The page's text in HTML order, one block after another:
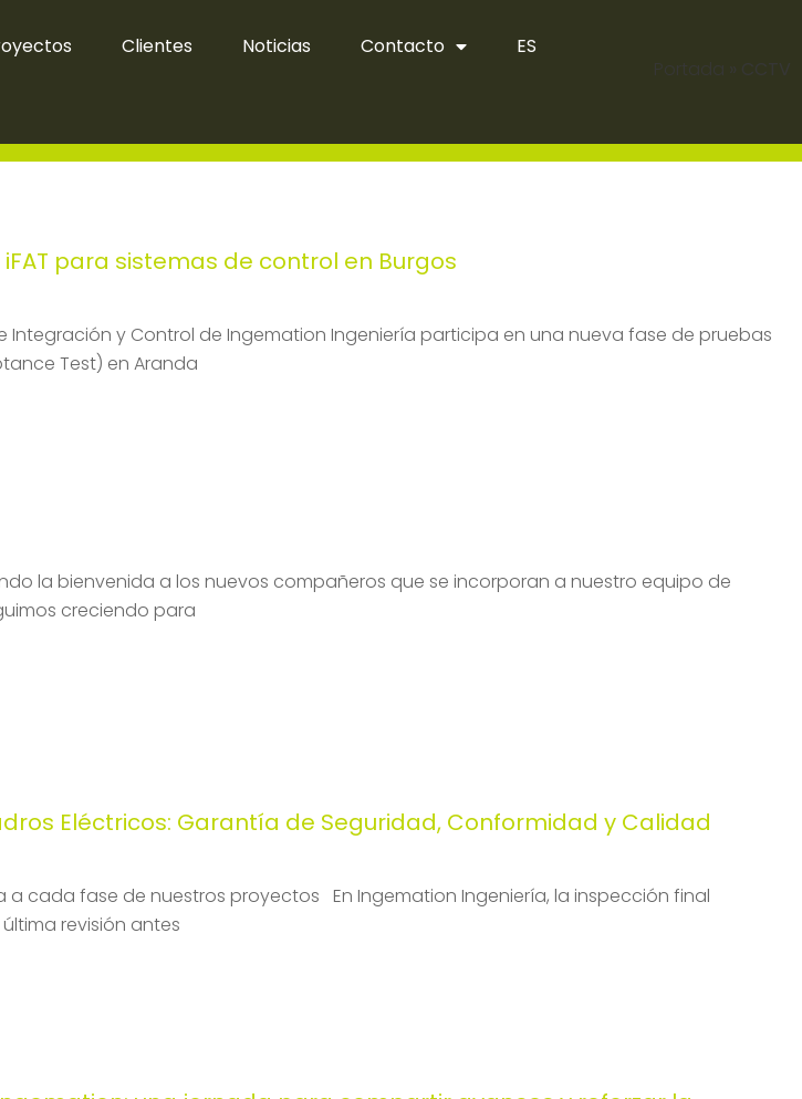
Clientes Noticias Contacto ES
Portada CCTV
para sistemas de control en Burgos
Integración y Control de Ingemation Ingeniería participa en una nueva fase de pruebas
Test) en Aranda
la bienvenida a los nuevos compañeros que se incorporan a nuestro equipo de
creciendo para
Eléctricos: Garantía de Seguridad, Conformidad y Calidad
a cada fase de nuestros proyectos En Ingemation Ingeniería, la inspección final
revisión antes